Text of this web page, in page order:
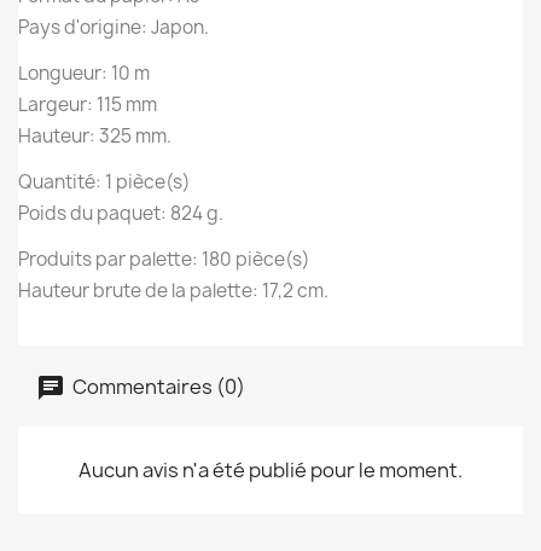
Pays d'origine: Japon.
Longueur: 10 m
Largeur: 115 mm
Hauteur: 325 mm.
Quantité: 1 pièce(s)
Poids du paquet: 824 g.
Produits par palette: 180 pièce(s)
Hauteur brute de la palette: 17,2 cm.
Commentaires (0)
Aucun avis n'a été publié pour le moment.